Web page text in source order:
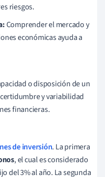
riesgos.
Comprender el mercado y
económicas ayuda a
o disposición de un
y variabilidad
financieras.
de inversión. La primera
, el cual es considerado
del 3% al año. La segunda